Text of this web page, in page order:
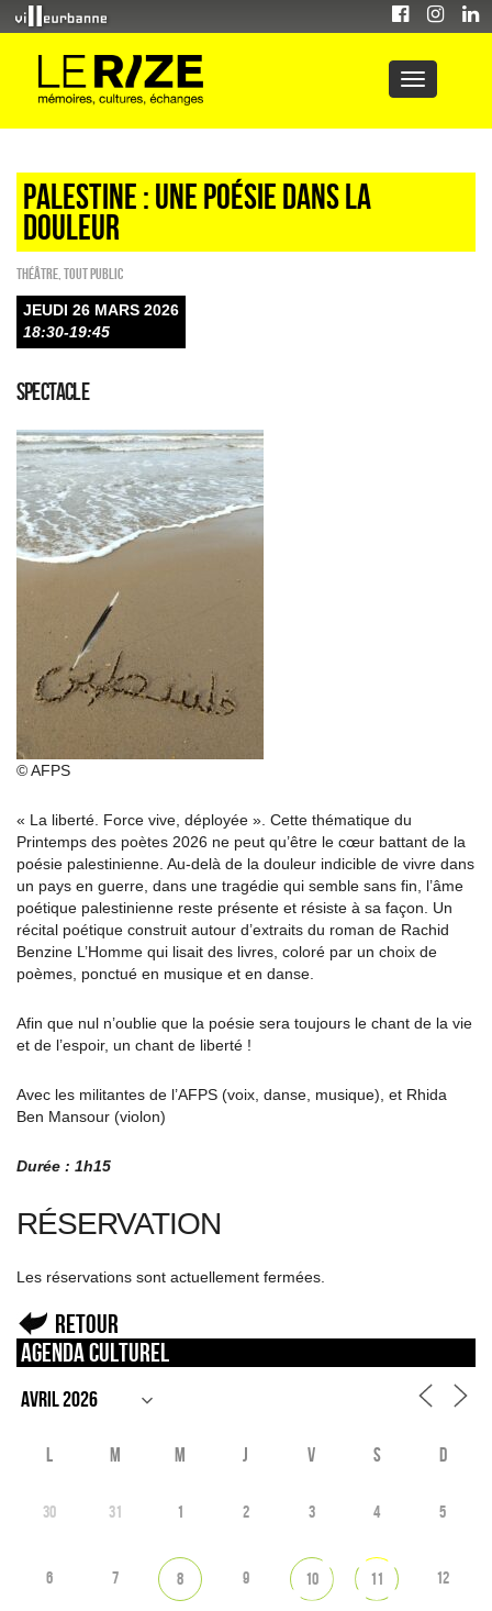
PALESTINE : UNE POÉSIE DANS LA
DOULEUR
Théâtre Tout public
JEUDI 26 MARS 2026
18:30-19:45
SPECTACLE
© AFPS
« La liberté. Force vive, déployée ». Cette thématique du
Printemps des poètes 2026 ne peut qu’être le cœur battant de la
poésie palestinienne. Au-delà de la douleur indicible de vivre dans
un pays en guerre, dans une tragédie qui semble sans fin, l’âme
poétique palestinienne reste présente et résiste à sa façon. Un
récital poétique construit autour d’extraits du roman de Rachid
Benzine L’Homme qui lisait des livres, coloré par un choix de
poèmes, ponctué en musique et en danse.
Afin que nul n’oublie que la poésie sera toujours le chant de la vie
et de l’espoir, un chant de liberté !
Avec les militantes de l’AFPS (voix, danse, musique), et Rhida
Ben Mansour (violon)
Durée : 1h15
RÉSERVATION
Les réservations sont actuellement fermées.
Retour
Agenda culturel
L M M J V S D
30 31 1 2 3 4 5
6 7 8 9 10 11 12